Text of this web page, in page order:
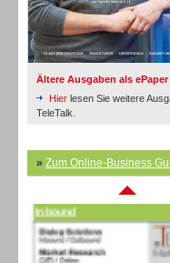
Ältere Ausgaben als ePaper
Hier lesen Sie weitere
TeleTalk.
» Zum Online-Business
Inbound